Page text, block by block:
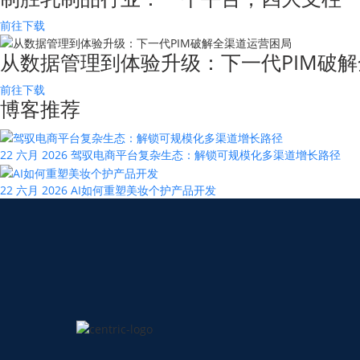
前往下载
从数据管理到体验升级：下一代PIM破
前往下载
博客推荐
22 六月 2026 驾驭电商平台复杂生态：解锁可规模化多渠道增长路径
22 六月 2026 AI如何重塑美妆个护产品开发